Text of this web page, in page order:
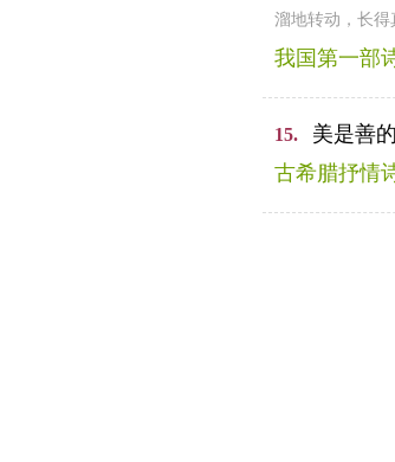
溜地转动，长得
我国第一部
15.
美是善
古希腊抒情